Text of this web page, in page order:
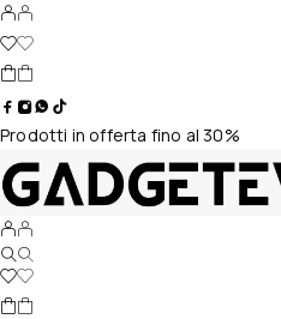
Prodotti in offerta fino al 30%